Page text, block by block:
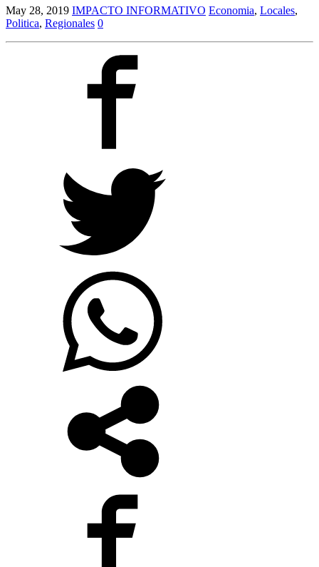
May 28, 2019 IMPACTO INFORMATIVO Economia, Locales,
Politica, Regionales 0